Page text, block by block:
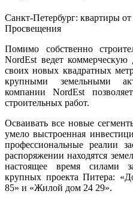
Санкт-Петербург: квартиры
Просвещения
Помимо собственно
NordEst ведет коммерческую
своих новых квадратных
крупными земельными
компании NordEst
строительных работ.
Осваивать все новые
умело выстроенная
профессиональные реалии
распоряжении находятся
настоящее время силами
крупных проекта Питера:
85» и «Жилой дом 24 29».